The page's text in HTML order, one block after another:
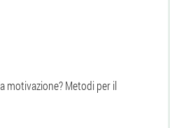
motivazione? Metodi per il